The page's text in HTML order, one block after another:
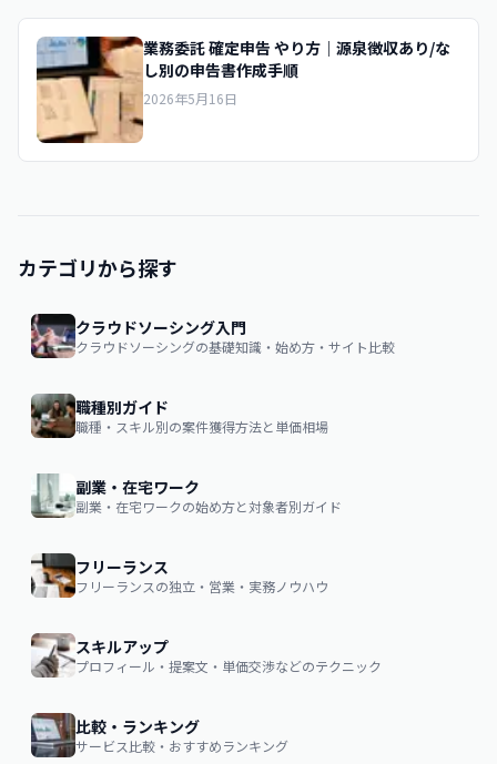
業務委託 確定申告 やり方｜源泉徴収あり/な
し別の申告書作成手順
2026年5月16日
カテゴリから探す
クラウドソーシング入門
クラウドソーシングの基礎知識・始め方・サイト比較
職種別ガイド
職種・スキル別の案件獲得方法と単価相場
副業・在宅ワーク
副業・在宅ワークの始め方と対象者別ガイド
フリーランス
フリーランスの独立・営業・実務ノウハウ
スキルアップ
プロフィール・提案文・単価交渉などのテクニック
比較・ランキング
サービス比較・おすすめランキング